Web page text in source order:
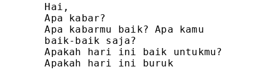
Hai,
Apa kabar?
Apa kabarmu baik? Apa kamu
baik-baik saja?
Apakah hari ini baik untukmu?
Apakah hari ini buruk